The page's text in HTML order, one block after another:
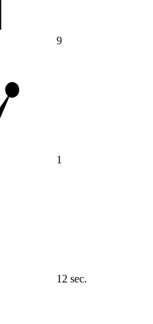
9
1
12 sec.